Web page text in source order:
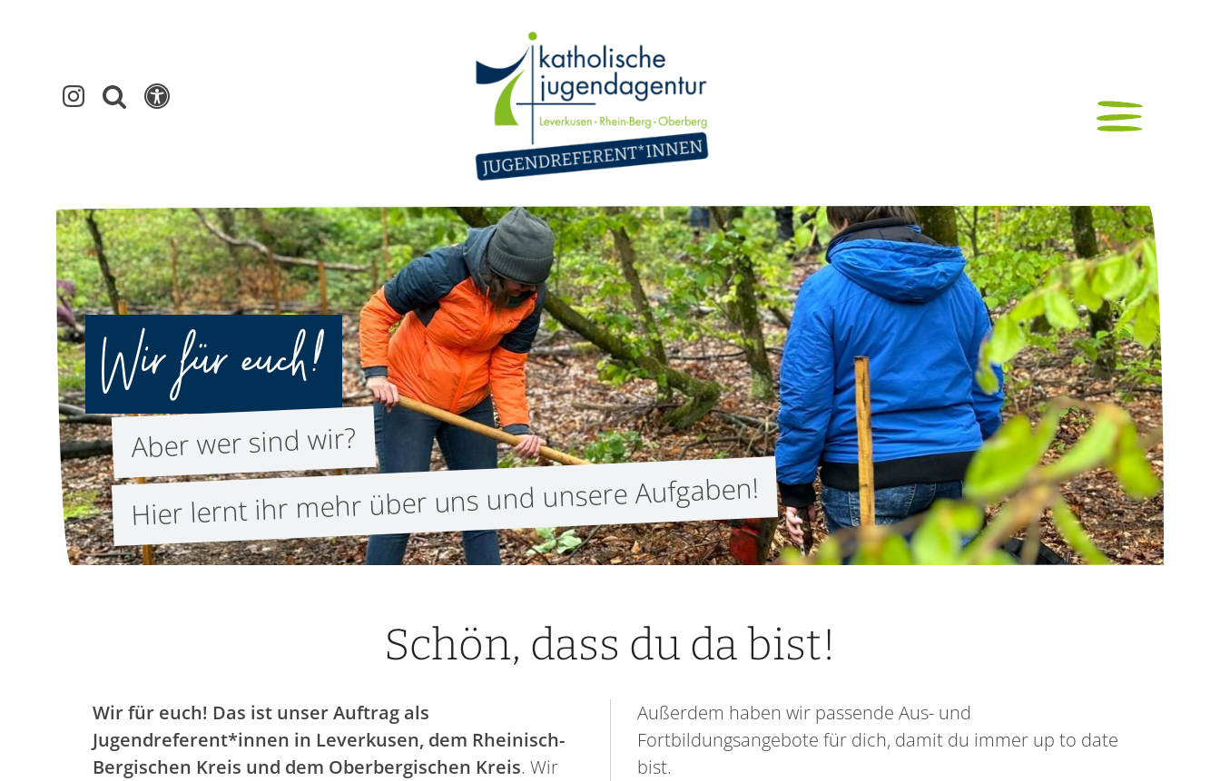
Wir für euch!
Aber wer sind wir?
Hier lernt ihr mehr über uns und unsere Aufgaben!
Schön, dass du da bist!
Wir für euch! Das ist unser Auftrag als
Jugendreferent*innen in Leverkusen, dem Rheinisch-
Bergischen Kreis und dem Oberbergischen Kreis. Wir
Außerdem haben wir passende Aus- und
Fortbildungsangebote für dich, damit du immer up to date
bist.